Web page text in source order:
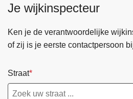
Je wijkinspecteur
Ken je de verantwoordelijke
of zij is je eerste contactpersoon
Straat